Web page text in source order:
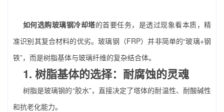
如何选购玻璃钢冷却塔的首要任务，是透过现象看本质，精
准识别其复合材料的优劣。玻璃钢（FRP）并非简单的“玻璃+钢
铁”，而是树脂基体与玻璃纤维的复杂结合体。
1. 树脂基体的选择：耐腐蚀的灵魂
树脂是玻璃钢的“胶水”，直接决定了塔体的耐温性、耐酸碱性
和抗老化能力。